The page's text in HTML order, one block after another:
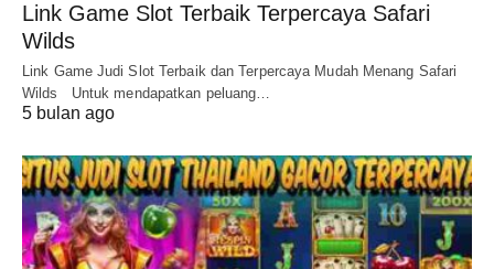
Link Game Slot Terbaik Terpercaya Safari
Wilds
Link Game Judi Slot Terbaik dan Terpercaya Mudah Menang Safari
Wilds Untuk mendapatkan peluang…
5 bulan ago